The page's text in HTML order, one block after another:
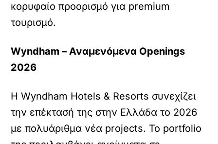
κορυφαίο προορισμό για premium
τουρισμό.
Wyndham – Αναμενόμενα Openings
2026
Η Wyndham Hotels & Resorts συνεχίζει
την επέκτασή της στην Ελλάδα το 2026
με πολυάριθμα νέα projects. Το portfolio